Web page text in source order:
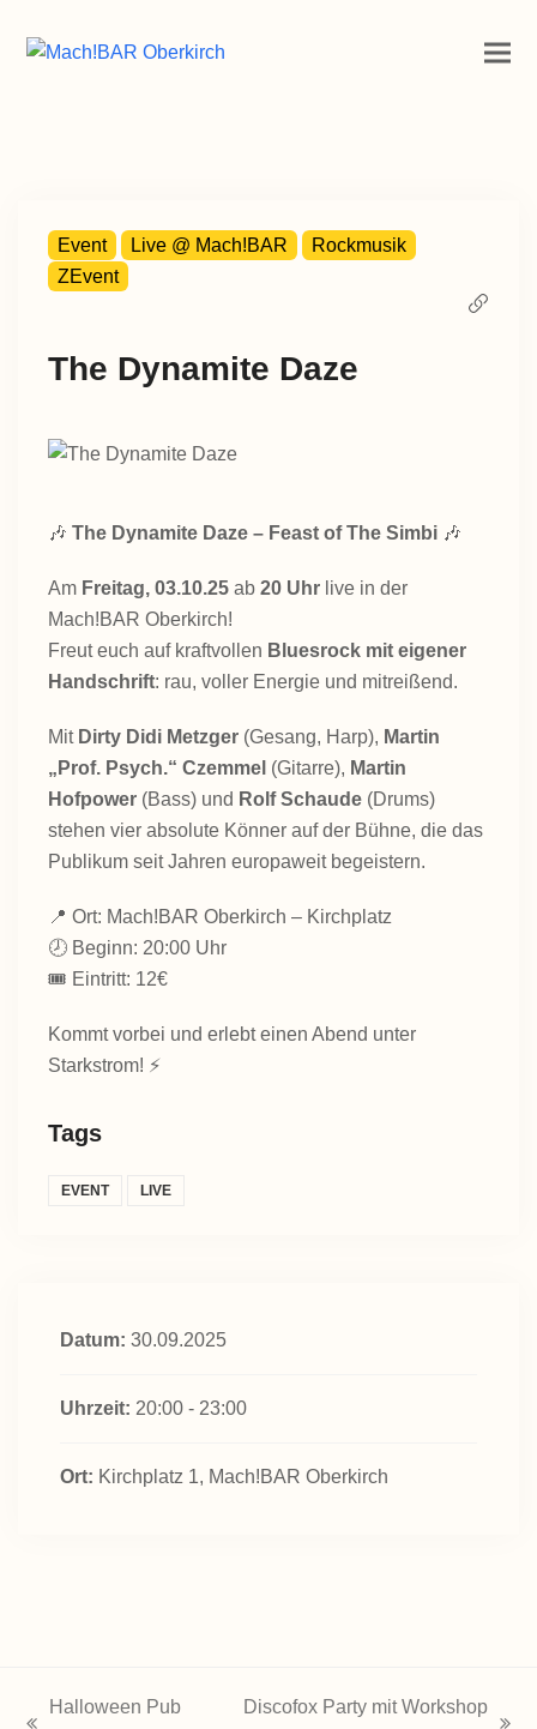
Event Live @ Mach!BAR
Rockmusik
ZEvent
The Dynamite Daze
🎶 The Dynamite Daze – Feast of The Simbi 🎶
Am Freitag, 03.10.25 ab 20 Uhr live in der
Mach!BAR Oberkirch!
Freut euch auf kraftvollen Bluesrock mit eigener
Handschrift: rau, voller Energie und mitreißend.
Mit Dirty Didi Metzger (Gesang, Harp), Martin
„Prof. Psych.“ Czemmel (Gitarre), Martin
Hofpower (Bass) und Rolf Schaude (Drums)
stehen vier absolute Könner auf der Bühne, die das
Publikum seit Jahren europaweit begeistern.
📍 Ort: Mach!BAR Oberkirch – Kirchplatz
🕗 Beginn: 20:00 Uhr
🎟️ Eintritt: 12€
Kommt vorbei und erlebt einen Abend unter
Starkstrom! ⚡
Tags
EVENT LIVE
Datum: 30.09.2025
Uhrzeit: 20:00 - 23:00
Ort: Kirchplatz 1, Mach!BAR Oberkirch
Halloween Pub
Discofox Party mit Workshop